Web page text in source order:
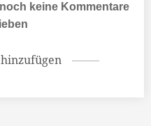
keine Kommentare